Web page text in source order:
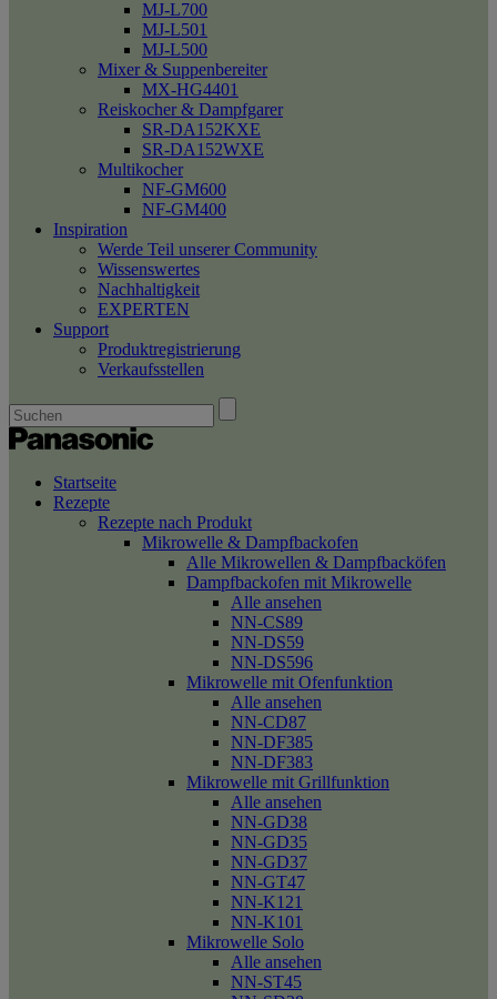
MJ-L700
MJ-L501
MJ-L500
Mixer & Suppenbereiter
MX-HG4401
Reiskocher & Dampfgarer
SR-DA152KXE
SR-DA152WXE
Multikocher
NF-GM600
NF-GM400
Inspiration
Werde Teil unserer Community
Wissenswertes
Nachhaltigkeit
EXPERTEN
Support
Produktregistrierung
Verkaufsstellen
Startseite
Rezepte
Rezepte nach Produkt
Mikrowelle & Dampfbackofen
Alle Mikrowellen & Dampfbacköfen
Dampfbackofen mit Mikrowelle
Alle ansehen
NN-CS89
NN-DS59
NN-DS596
Mikrowelle mit Ofenfunktion
Alle ansehen
NN-CD87
NN-DF385
NN-DF383
Mikrowelle mit Grillfunktion
Alle ansehen
NN-GD38
NN-GD35
NN-GD37
NN-GT47
NN-K121
NN-K101
Mikrowelle Solo
Alle ansehen
NN-ST45